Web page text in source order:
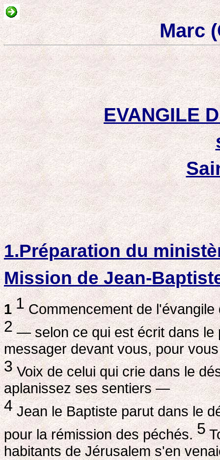
Marc
EVANGILE
1.Préparation du
Mission de Jean-
1 1Commencement de
2— selon ce qui est écrit dans le
messager devant vous, pour
3Voix de celui qui crie dans le
aplanissez ses sentiers —
4Jean le Baptiste parut dans le
pour la rémission des péchés.5
habitants de Jérusalem s'en